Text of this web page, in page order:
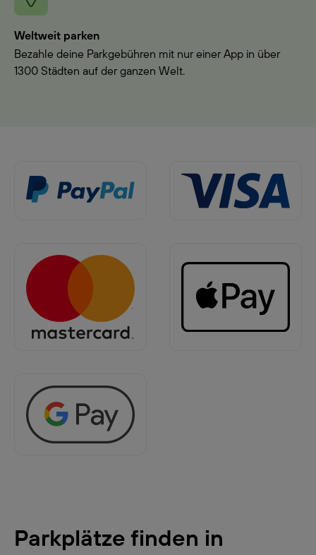
Weltweit parken
Bezahle deine Parkgebühren mit nur einer App in über
1300 Städten auf der ganzen Welt.
Parkplätze finden in